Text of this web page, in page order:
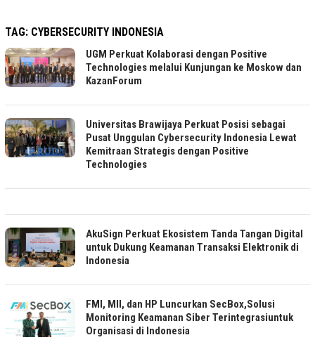
TAG: CYBERSECURITY INDONESIA
UGM Perkuat Kolaborasi dengan Positive
Technologies melalui Kunjungan ke Moskow dan
KazanForum
Universitas Brawijaya Perkuat Posisi sebagai
Pusat Unggulan Cybersecurity Indonesia Lewat
Kemitraan Strategis dengan Positive
Technologies
AkuSign Perkuat Ekosistem Tanda Tangan Digital
untuk Dukung Keamanan Transaksi Elektronik di
Indonesia
FMI, MII, dan HP Luncurkan SecBox,Solusi
Monitoring Keamanan Siber Terintegrasiuntuk
Organisasi di Indonesia